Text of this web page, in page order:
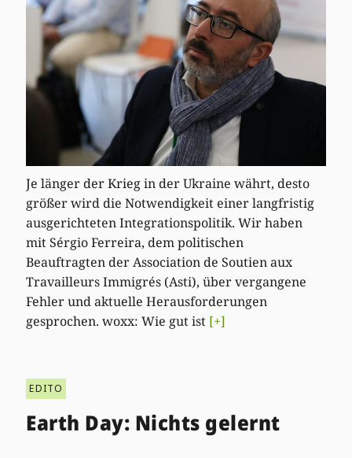
Je länger der Krieg in der Ukraine währt, desto
größer wird die Notwendigkeit einer langfristig
ausgerichteten Integrationspolitik. Wir haben
mit Sérgio Ferreira, dem politischen
Beauftragten der Association de Soutien aux
Travailleurs Immigrés (Asti), über vergangene
Fehler und aktuelle Herausforderungen
gesprochen. woxx: Wie gut ist [+]
EDITO
Earth Day: Nichts gelernt